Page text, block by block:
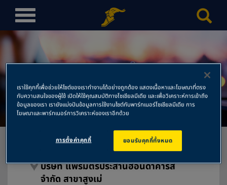
T
l
n
a
v
t
บริษัท แพร่มิตรประสานฮอนด้า
คาร์ส จำกัด สาขาสูงเม่
บริษัท แพร่มิตรประสานฮอนด้าคาร์ส
จำกัด สาขาสูงเม่
เราใช้คุกกี้เพื่อช่วยให้ไซต์ของเราทำงานได้อย่างถูกต้อง แสดงเนื้อหาและโฆษณาที่ตรง
กับความสนใจของผู้ใช้ เปิดให้ใช้คุณสมบัติทางโซเชียลมีเดีย และเพื่อวิเคราะห์การเข้าถึง
ข้อมูลของเรา เรายังแบ่งปันข้อมูลการใช้งานไซต์กับพาร์ทเนอร์โซเชียลมีเดีย การ
โฆษณาและพาร์ทเนอร์การวิเคราะห์ของเราอีกด้วย
ยอมรับคุกกี้ทั้งหมด
การตั้งค่าคุกกี้